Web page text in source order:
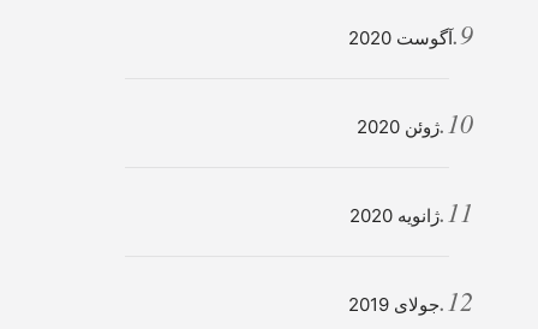
آگوست 2020
ژوئن 2020
ژانویه 2020
جولای 2019